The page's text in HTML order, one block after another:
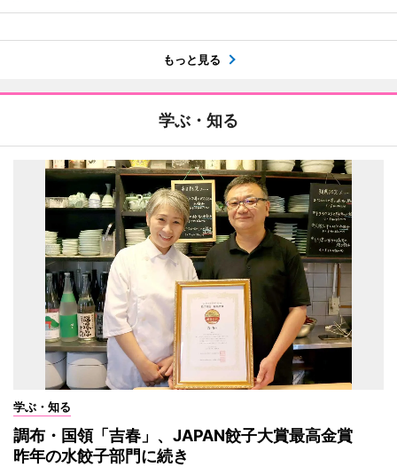
もっと見る
学ぶ・知る
学ぶ・知る
調布・国領「吉春」、JAPAN餃子大賞最高金賞
昨年の水餃子部門に続き